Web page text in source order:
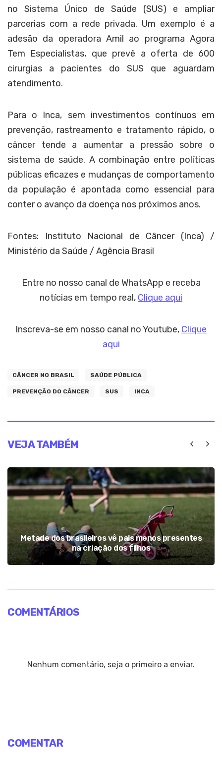
no Sistema Único de Saúde (SUS) e ampliar
parcerias com a rede privada. Um exemplo é a
adesão da operadora Amil ao programa Agora
Tem Especialistas, que prevê a oferta de 600
cirurgias a pacientes do SUS que aguardam
atendimento.
Para o Inca, sem investimentos contínuos em
prevenção, rastreamento e tratamento rápido, o
câncer tende a aumentar a pressão sobre o
sistema de saúde. A combinação entre políticas
públicas eficazes e mudanças de comportamento
da população é apontada como essencial para
conter o avanço da doença nos próximos anos.
Fontes: Instituto Nacional de Câncer (Inca) /
Ministério da Saúde / Agência Brasil
Entre no nosso canal de WhatsApp e receba
notícias em tempo real, Clique aqui
Inscreva-se em nosso canal no Youtube, Clique
aqui
CÂNCER NO BRASIL SAÚDE PÚBLICA
PREVENÇÃO DO CÂNCER SUS INCA
VEJA TAMBÉM
Metade dos brasileiros vê pais menos presentes
na criação dos filhos
COMENTÁRIOS
Nenhum comentário, seja o primeiro a enviar.
COMENTAR